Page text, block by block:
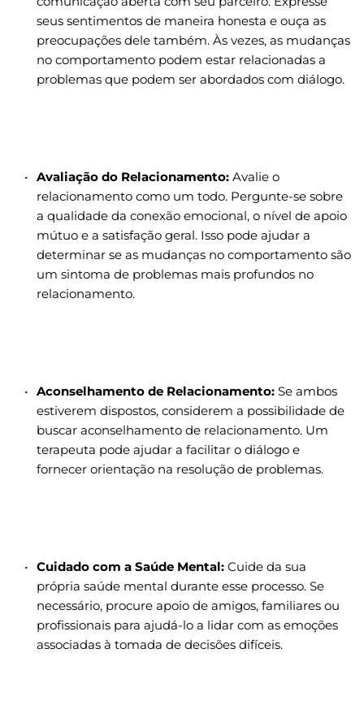
seus sentimentos de maneira honesta e ouça as
preocupações dele também. Às vezes, as mudanças
no comportamento podem estar relacionadas a
problemas que podem ser abordados com diálogo.
Avaliação do Relacionamento: Avalie o
relacionamento como um todo. Pergunte-se sobre
a qualidade da conexão emocional, o nível de apoio
mútuo e a satisfação geral. Isso pode ajudar a
determinar se as mudanças no comportamento são
um sintoma de problemas mais profundos no
relacionamento.
Aconselhamento de Relacionamento: Se ambos
estiverem dispostos, considerem a possibilidade de
buscar aconselhamento de relacionamento. Um
terapeuta pode ajudar a facilitar o diálogo e
fornecer orientação na resolução de problemas.
Cuidado com a Saúde Mental: Cuide da sua
própria saúde mental durante esse processo. Se
necessário, procure apoio de amigos, familiares ou
profissionais para ajudá-lo a lidar com as emoções
associadas à tomada de decisões difíceis.